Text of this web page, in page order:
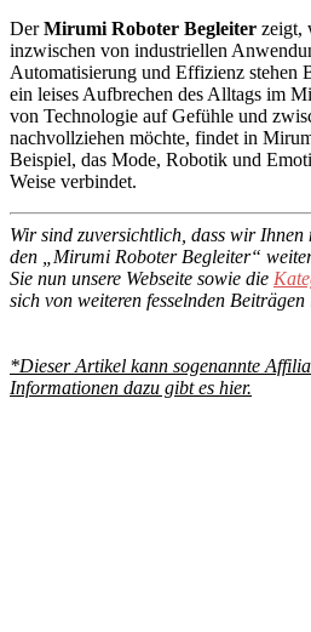
DerMirumi Roboter Begleiter zeigt,
inzwischen von industriellen
Automatisierung und Effizienz stehen
ein leises Aufbrechen des Alltags im
von Technologie auf Gefühle und
nachvollziehen möchte, findet in
Beispiel, das Mode, Robotik und
Weise verbindet.
Wir sind zuversichtlich, dass wir
den „Mirumi Roboter Begleiter“
Sie nun unsere Webseite sowie die
sich von weiteren fesselnden
*Dieser Artikel kann sogenannte
Informationen dazu gibt es hier.